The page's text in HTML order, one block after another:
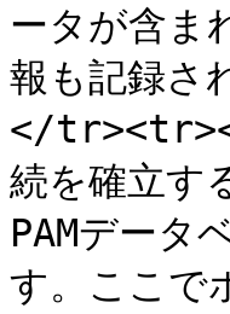
ータが含ま
報も記録さ
</
続を確立す
PAMデータ
す。ここで